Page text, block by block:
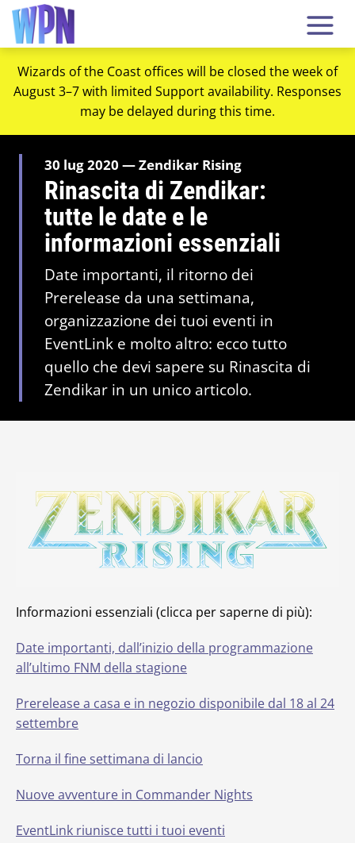
Wizards of the Coast offices will be closed the week of
August 3–7 with limited Support availability. Responses
may be delayed during this time.
30 lug 2020 — Zendikar Rising
Rinascita di Zendikar:
tutte le date e le
informazioni essenziali
Date importanti, il ritorno dei
Prerelease da una settimana,
organizzazione dei tuoi eventi in
EventLink e molto altro: ecco tutto
quello che devi sapere su Rinascita di
Zendikar in un unico articolo.
Informazioni essenziali (clicca per saperne di più):
Date importanti, dall’inizio della programmazione
all’ultimo FNM della stagione
Prerelease a casa e in negozio disponibile dal 18 al 24
settembre
Torna il fine settimana di lancio
Nuove avventure in Commander Nights
EventLink riunisce tutti i tuoi eventi